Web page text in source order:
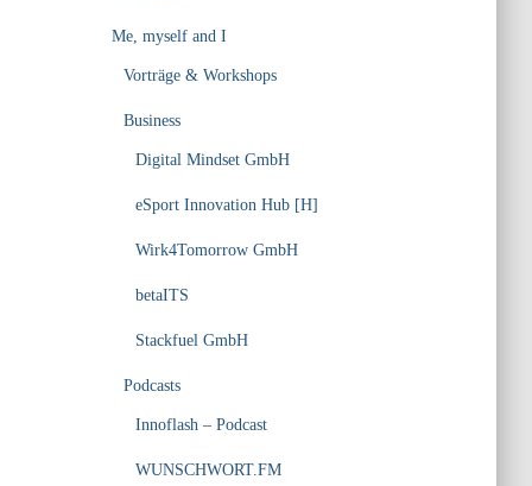
Me, myself and I
Vorträge & Workshops
Business
Digital Mindset GmbH
eSport Innovation Hub [H]
Wirk4Tomorrow GmbH
betaITS
Stackfuel GmbH
Podcasts
Innoflash – Podcast
WUNSCHWORT.FM